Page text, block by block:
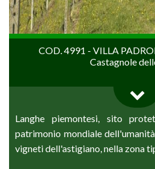
COD. 4991 - VILLA
Castagnole
Langhe piemontesi, sito
patrimonio mondiale
vigneti dell'astigiano, nella zona